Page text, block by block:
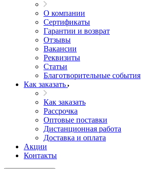
О компании
Сертификаты
Гарантии и возврат
Отзывы
Вакансии
Реквизиты
Статьи
Благотворительные события
Как заказать
Как заказать
Рассрочка
Оптовые поставки
Дистанционная работа
Доставка и оплата
Акции
Контакты